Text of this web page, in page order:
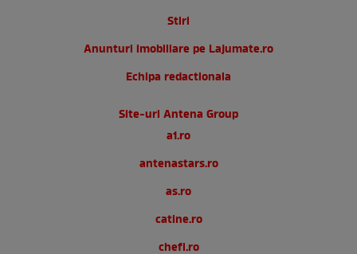
Stiri
Anunturi imobiliare pe Lajumate.ro
Echipa redactionala
Site-uri Antena Group
a1.ro
antenastars.ro
as.ro
catine.ro
chefi.ro